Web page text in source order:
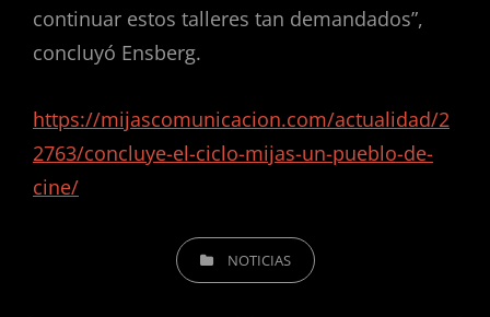
continuar estos talleres tan demandados”,
concluyó Ensberg.
https://mijascomunicacion.com/actualidad/2
2763/concluye-el-ciclo-mijas-un-pueblo-de-
cine/
NOTICIAS